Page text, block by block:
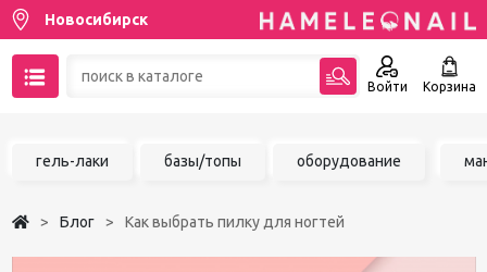
Новосибирск
Войти Корзина
гель-лаки базы/топы оборудование
Блог Как выбрать пилку для ногтей